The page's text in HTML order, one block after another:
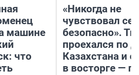
машине
что
«Никогда не
чувствовал
безопасно».
проехался по
Казахстана и
в восторге —